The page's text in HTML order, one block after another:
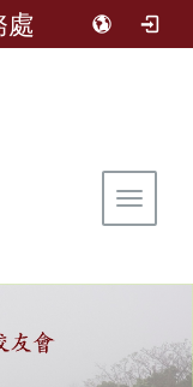
處
Toggle